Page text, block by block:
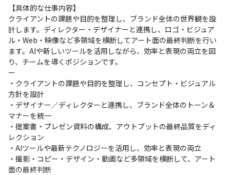
【具体的な仕事内容】
クライアントの課題や目的を整理し、ブランド全体の世界観を設
計します。ディレクター・デザイナーと連携し、ロゴ・ビジュア
ル・Web・映像など多領域を横断してアート面の最終判断を行い
ます。AIや新しいツールを活用しながら、効率と表現の両立を図
り、チームを導くポジションです。
ー
・クライアントの課題や目的を整理し、コンセプト・ビジュアル
方針を設計
・デザイナー／ディレクターと連携し、ブランド全体のトーン＆
マナーを統一
・提案書・プレゼン資料の構成、アウトプットの最終品質をディ
レクション
・AIツールや最新テクノロジーを活用し、効率と表現の両立
・撮影・コピー・デザイン・動画など多領域を横断して、アート
面の最終判断